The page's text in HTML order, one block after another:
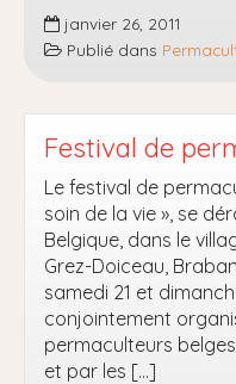
permaculture
(définition)
les
lits
(phytoépuration)
janvier 26, 2011
Publié dans
Festival de
Le festival de
soin de la vie », se
Belgique, dans le
Grez-Doiceau,
samedi 21 et
conjointement
permaculteurs
et par les […]